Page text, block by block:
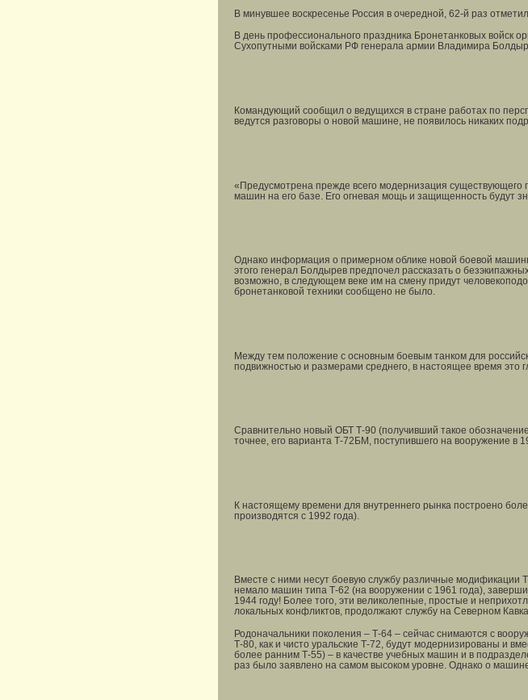
В минувшее воскресенье Россия в очередной, 62-й раз
В день профессионального праздника Бронетанковых войск
Сухопутными войсками РФ генерала армии Владимира
Командующий сообщил о ведущихся в стране работах по
ведутся разговоры о новой машине, не появилось никаких
«Предусмотрена прежде всего модернизация существующего
машин на его базе. Его огневая мощь и защищенность будут
Однако информация о примерном облике новой боевой
этого генерал Болдырев предпочел рассказать о
возможно, в следующем веке им на смену придут
бронетанковой техники сообщено не было.
Между тем положение с основным боевым танком для
подвижностью и размерами среднего, в настоящее время это
Сравнительно новый ОБТ Т-90 (получивший такое
точнее, его варианта Т-72БМ, поступившего на вооружение в
К настоящему времени для внутреннего рынка построено
производятся с 1992 года).
Вместе с ними несут боевую службу различные модификации
немало машин типа Т-62 (на вооружении с 1961 года),
1944 году! Более того, эти великолепные, простые и
локальных конфликтов, продолжают службу на Северном
Родоначальники поколения – Т-64 – сейчас снимаются с
Т-80, как и чисто уральские Т-72, будут модернизированы и
более ранним Т-55) – в качестве учебных машин и в
раз было заявлено на самом высоком уровне. Однако о